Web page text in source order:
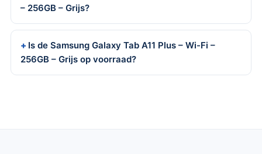
– 256GB – Grijs?
Is de Samsung Galaxy Tab A11 Plus – Wi-Fi –
256GB – Grijs op voorraad?